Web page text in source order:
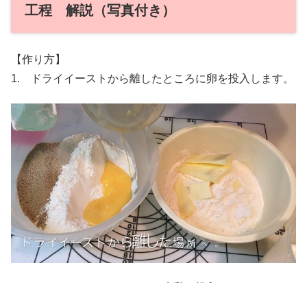
工程 解説（写真付き）
【作り方】
1. ドライイーストから離したところに卵を投入します。